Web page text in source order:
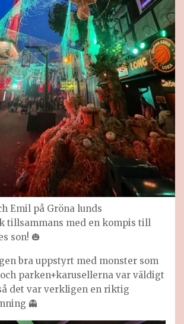
Emil på Gröna lunds
tillsammans med en kompis till
son! 🎃
bra uppstyrt med monster som
parken+karusellerna var väldigt
det var verkligen en riktig
👻